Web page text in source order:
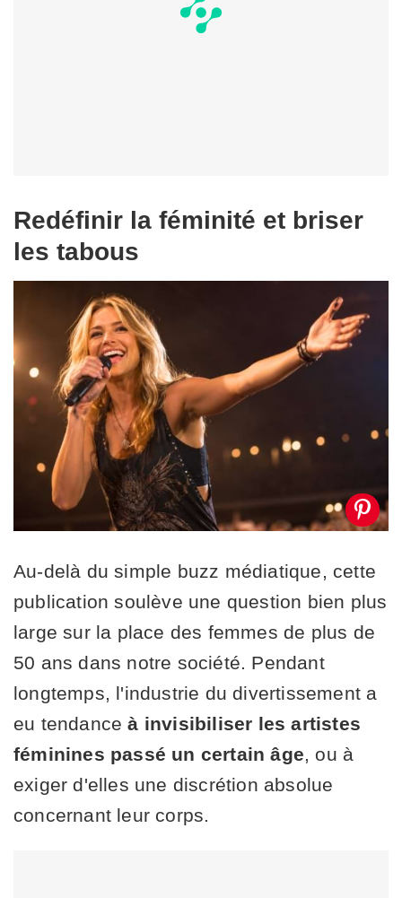
Redéfinir la féminité et briser
les tabous
Au-delà du simple buzz médiatique, cette
publication soulève une question bien plus
large sur la place des femmes de plus de
50 ans dans notre société. Pendant
longtemps, l'industrie du divertissement a
eu tendanceà invisibiliser les artistes
féminines passé un certain âge, ou à
exiger d'elles une discrétion absolue
concernant leur corps.